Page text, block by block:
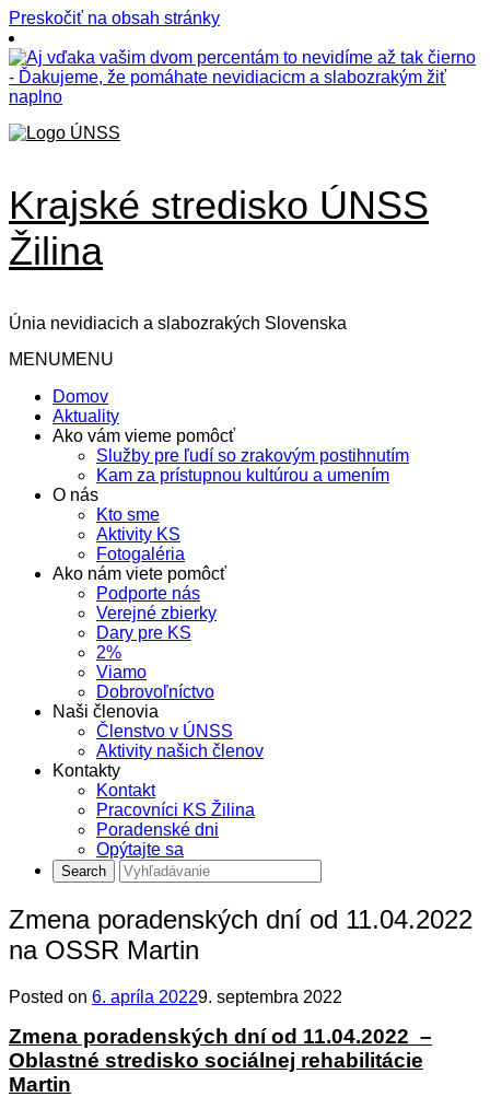
Preskočiť na obsah stránky
Krajské stredisko ÚNSS
Žilina
Únia nevidiacich a slabozrakých Slovenska
MENUMENU
Domov
Aktuality
Ako vám vieme pomôcť
Služby pre ľudí so zrakovým postihnutím
Kam za prístupnou kultúrou a umením
O nás
Kto sme
Aktivity KS
Fotogaléria
Ako nám viete pomôcť
Podporte nás
Verejné zbierky
Dary pre KS
2%
Viamo
Dobrovoľníctvo
Naši členovia
Členstvo v ÚNSS
Aktivity našich členov
Kontakty
Kontakt
Pracovníci KS Žilina
Poradenské dni
Opýtajte sa
Zmena poradenských dní od 11.04.2022
na OSSR Martin
Posted on 6. apríla 20229. septembra 2022
Zmena poradenských dní od 11.04.2022 –
Oblastné stredisko sociálnej rehabilitácie
Martin